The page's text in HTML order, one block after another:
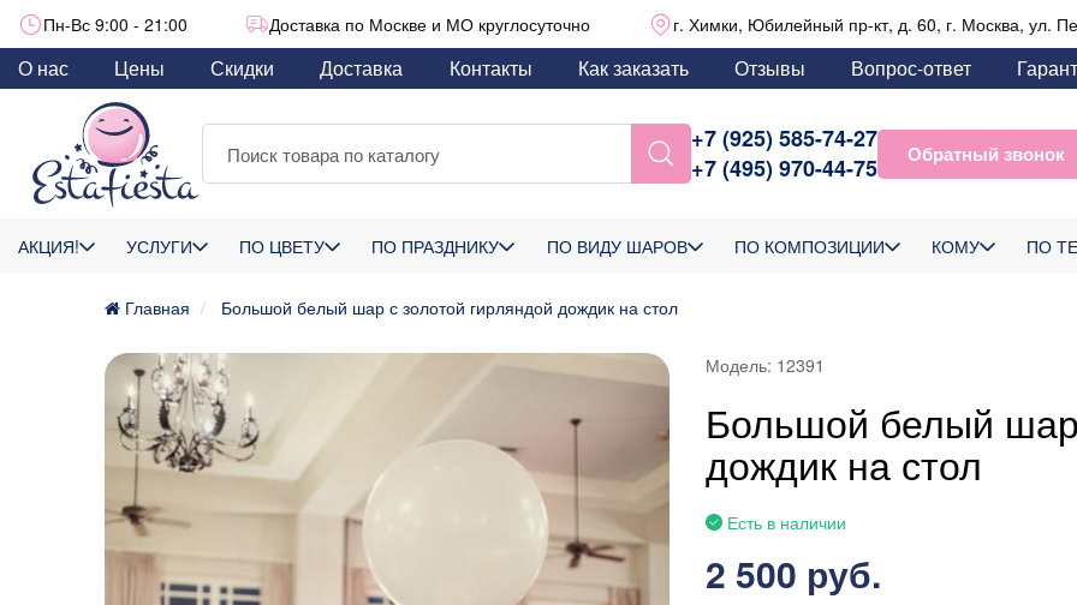
Пн-Вс 9:00 - 21:00 Доставка по Москве и МО круглосуточно г. Химки, Юбилейный пр-кт, д. 60, г. Москва, ул.
О нас Цены Скидки Доставка Контакты Как заказать Отзывы Вопрос-ответ
+7 (925) 585-74-27
+7 (495) 970-44-75
Обратный звонок
АКЦИЯ! УСЛУГИ ПО ЦВЕТУ ПО ПРАЗДНИКУ ПО ВИДУ ШАРОВ ПО КОМПОЗИЦИИ КОМУ ПО
Главная Большой белый шар с золотой гирляндой дождик на стол
Модель: 12391
Большой белый шар
дождик на стол
Есть в наличии
2 500 руб.